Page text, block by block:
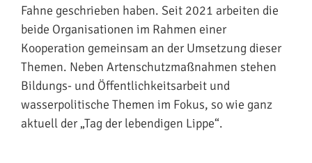
Fahne geschrieben haben. Seit 2021 arbeiten die
beide Organisationen im Rahmen einer
Kooperation gemeinsam an der Umsetzung dieser
Themen. Neben Artenschutzmaßnahmen stehen
Bildungs- und Öffentlichkeitsarbeit und
wasserpolitische Themen im Fokus, so wie ganz
aktuell der „Tag der lebendigen Lippe“.